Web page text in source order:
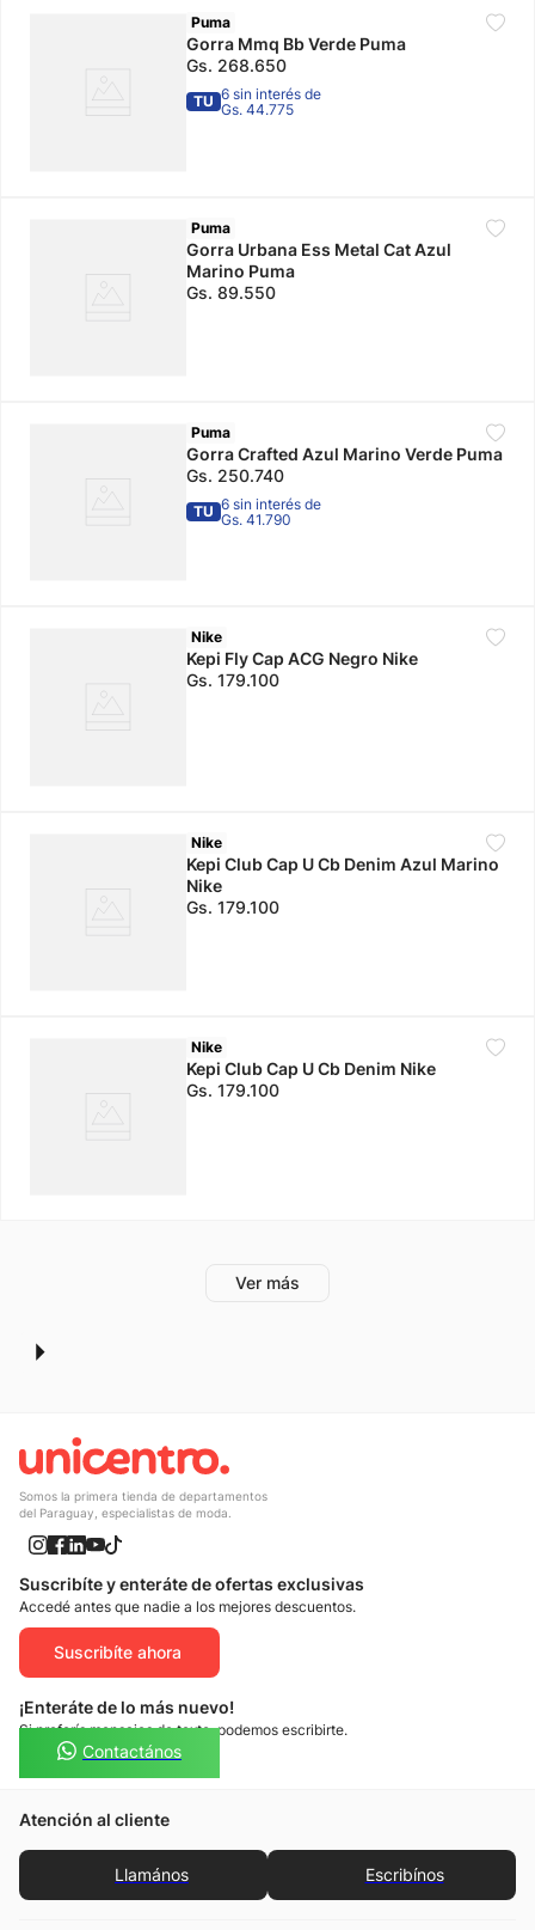
Puma
Gorra Mmq Bb Verde Puma
Gs. 268.650
TU 6 sin interés de
Gs. 44.775
Puma
Gorra Urbana Ess Metal Cat Azul
Marino Puma
Gs. 89.550
Puma
Gorra Crafted Azul Marino Verde Puma
Gs. 250.740
TU 6 sin interés de
Gs. 41.790
Nike
Kepi Fly Cap ACG Negro Nike
Gs. 179.100
Nike
Kepi Club Cap U Cb Denim Azul Marino
Nike
Gs. 179.100
Nike
Kepi Club Cap U Cb Denim Nike
Gs. 179.100
Somos la primera tienda de departamentos
del Paraguay, especialistas de moda.
Suscribíte y enteráte de ofertas exclusivas
Accedé antes que nadie a los mejores descuentos.
Suscribíte ahora
¡Enteráte de lo más nuevo!
Si preferís mensajes de texto, podemos escribirte.
Contactános
Atención al cliente
Llamános Escribínos